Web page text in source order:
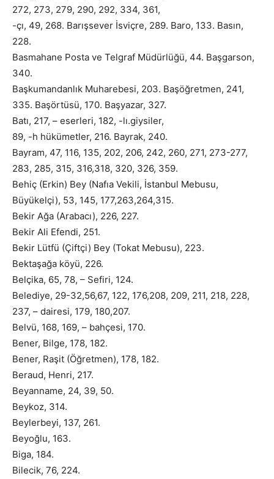
272, 273, 279, 290, 292, 334, 361,
-çı, 49, 268. Barışsever İsviçre, 289. Baro, 133. Basın,
228.
Basmahane Posta ve Telgraf Müdürlüğü, 44. Başgarson,
340.
Başkumandanlık Muharebesi, 203. Başöğretmen, 241,
335. Başörtüsü, 170. Başyazar, 327.
Batı, 217, – eserleri, 182, -lı.giysiler,
89, -h hükümetler, 216. Bayrak, 240.
Bayram, 47, 116, 135, 202, 206, 242, 260, 271, 273-277,
283, 285, 315, 316,318, 320, 326, 359.
Behiç (Erkin) Bey (Nafıa Vekili, İstanbul Mebusu,
Büyükelçi), 53, 145, 177,263,264,315.
Bekir Ağa (Arabacı), 226, 227.
Bekir Ali Efendi, 251.
Bekir Lütfü (Çiftçi) Bey (Tokat Mebusu), 223.
Bektaşağa köyü, 226.
Belçika, 65, 78, – Sefiri, 124.
Belediye, 29-32,56,67, 122, 176,208, 209, 211, 218, 228,
237, – dairesi, 179, 180,207.
Belvü, 168, 169, – bahçesi, 170.
Bener, Bilge, 178, 182.
Bener, Raşit (Öğretmen), 178, 182.
Beraud, Henri, 217.
Beyanname, 24, 39, 50.
Beykoz, 314.
Beylerbeyi, 137, 261.
Beyoğlu, 163.
Biga, 184.
Bilecik, 76, 224.